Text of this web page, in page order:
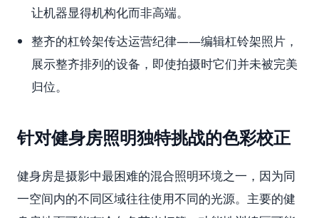
让机器显得机构化而非高端。
整齐的杠铃架传达运营纪律——编辑杠铃架照片，
展示整齐排列的设备，即使拍摄时它们并未被完美
归位。
针对健身房照明独特挑战的色彩校正
健身房是摄影中最困难的混合照明环境之一，因为同
一空间内的不同区域往往使用不同的光源。主要的健